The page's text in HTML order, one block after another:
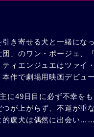
き寄せる犬と一緒にな
」のワン・ポージェ、
ィエンジュエはツァイ
作で劇場用映画デビュー
に49日目に必ず不幸を
が上がらず、不運が重
的盧犬は偶然に出会い……